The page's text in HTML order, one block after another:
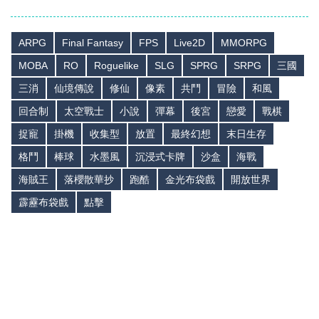
ARPG Final Fantasy FPS Live2D
MMORPG
MOBA
RO Roguelike SLG SPRG SRPG
三國
三消
仙境傳說 修仙 像素 共鬥 冒險
和風
回合制
太空戰士 小說 彈幕 後宮 戀愛
戰棋
捉寵
掛機 收集型 放置 最終幻想
末日生存
格鬥
棒球 水墨風 沉浸式卡牌 沙盒
海戰
海賊王
落櫻散華抄 跑酷 金光布袋戲
開放世界
霹靂布袋戲
點擊